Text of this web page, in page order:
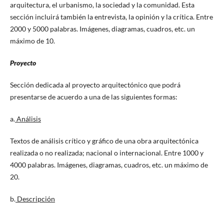
arquitectura, el urbanismo, la sociedad y la comunidad. Esta
sección incluirá también la entrevista, la opinión y la crítica. Entre
2000 y 5000 palabras. Imágenes, diagramas, cuadros, etc. un
máximo de 10.
Proyecto
Sección dedicada al proyecto arquitectónico que podrá
presentarse de acuerdo a una de las siguientes formas:
a.Análisis
Textos de análisis crítico y gráfico de una obra arquitectónica
realizada o no realizada; nacional o internacional. Entre 1000 y
4000 palabras. Imágenes, diagramas, cuadros, etc. un máximo de
20.
b.Descripción